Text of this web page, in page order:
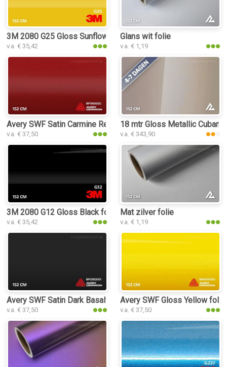
3M 2080 G25 Gloss Sunflower folie
v.a. € 35,42
Glans wit folie
v.a. € 1,19
Avery SWF Satin Carmine Red folie
v.a. € 37,50
18 mtr Gloss Metallic Cuban
v.a. € 343,90
3M 2080 G12 Gloss Black folie
v.a. € 35,42
Mat zilver folie
v.a. € 1,19
Avery SWF Satin Dark Basalt folie
v.a. € 37,50
Avery SWF Gloss Yellow folie
v.a. € 37,50